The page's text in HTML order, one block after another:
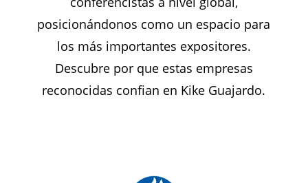
posicionándonos como un espacio para
los más importantes expositores.
Descubre por que estas empresas
reconocidas confian en Kike Guajardo.